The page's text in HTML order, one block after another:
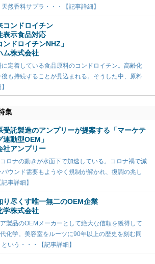
然香料サプラ・・・【記事詳細】
コンドロイチン
表示食品対応
ンドロイチンNHZ」
ム株式会社
定着している食品原料のコンドロイチン。高齢化
も持続することが見込まれる。そうした中、原料
集
受託製造のアンプリーが提案する「マーケテ
連動型OEM」
社アンプリー
ロナの動きが水面下で加速している。コロナ禍で減
ウンド需要もようやく規制が解かれ、復調の兆し
事詳細】
り尽くす唯一無二のOEM企業
学株式会社
製品のOEMメーカーとして絶大な信頼を獲得して
化学。美容室をルーツに90年以上の歴史を刻む同
いう・・・【記事詳細】